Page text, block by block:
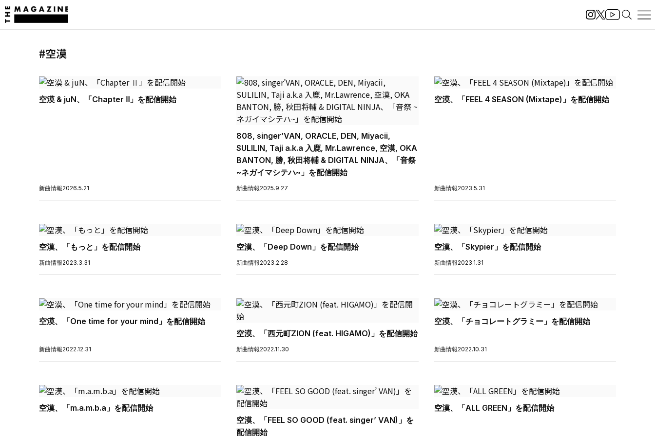
#空漠
空漠 & juN、「Chapter Ⅱ」を配信開始
新曲情報2026.5.21
808, singer’VAN, ORACLE, DEN, Miyacii,
SULILIN, Taji a.k.a 入鹿, Mr.Lawrence, 空漠, OKA
BANTON, 勝, 秋田将輔 & DIGITAL NINJA、「音祭
~ネガイマシテハ~」を配信開始
新曲情報2025.9.27
空漠、「FEEL 4 SEASON (Mixtape)」を配信開始
新曲情報2023.5.31
空漠、「もっと」を配信開始
新曲情報2023.3.31
空漠、「Deep Down」を配信開始
新曲情報2023.2.28
空漠、「Skypier」を配信開始
新曲情報2023.1.31
空漠、「One time for your mind」を配信開始
新曲情報2022.12.31
空漠、「西元町ZION (feat. HIGAMO)」を配信開始
新曲情報2022.11.30
空漠、「チョコレートグラミー」を配信開始
新曲情報2022.10.31
空漠、「m.a.m.b.a」を配信開始
空漠、「FEEL SO GOOD (feat. singer’ VAN)」を
配信開始
空漠、「ALL GREEN」を配信開始